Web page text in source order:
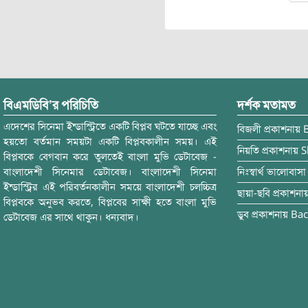
বিএমডিবি’র পরিচিতি
এদেশের সিনেমা ইন্ডাস্ট্রিতে একটি বিপ্লব ঘটতে যাচ্ছে এবং
হয়তো বর্তমান সময়টা একটি বিপ্লবকালীন সময়। এই
বিপ্লবকে বেগবান করে তুলতেই বাংলা মুভি ডেটাবেজ -
বাংলাদেশী সিনেমার ডেটাবেজ। বাংলাদেশী সিনেমা
ইন্ডাস্ট্রির এই পরিবর্তনকালীন সময়ে বাংলাদেশী চলচ্চিত্র
বিপ্লবকে অনুভব করতে, বিপ্লবের সাক্ষী হতে বাংলা মুভি
ডেটাবেজ এর সাথে থাকুন। ধন্যবাদ।
দর্শক মতামত
বিজলী প্রকাশনায়
নিয়তি প্রকাশনায়
নিঃস্বার্থ ভালোবাসা
ছায়া-ছবি
ডুব প্রকাশনায়